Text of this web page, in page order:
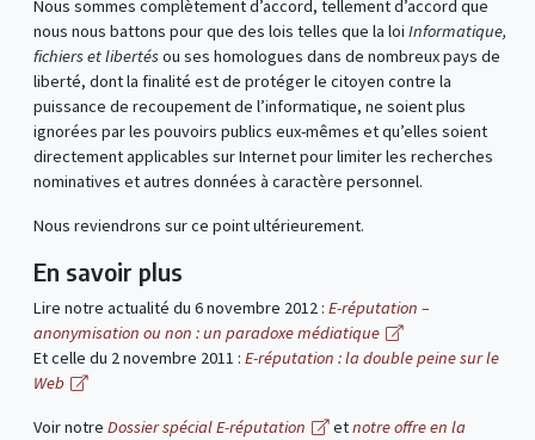
Nous sommes complètement d’accord, tellement d’accord que
nous nous battons pour que des lois telles que la loi Informatique,
fichiers et libertés ou ses homologues dans de nombreux pays de
liberté, dont la finalité est de protéger le citoyen contre la
puissance de recoupement de l’informatique, ne soient plus
ignorées par les pouvoirs publics eux-mêmes et qu’elles soient
directement applicables sur Internet pour limiter les recherches
nominatives et autres données à caractère personnel.
Nous reviendrons sur ce point ultérieurement.
En savoir plus
Lire notre actualité du 6 novembre 2012 : E-réputation –
anonymisation ou non : un paradoxe médiatique
Et celle du 2 novembre 2011 : E-réputation : la double peine sur le
Web
Voir notre Dossier spécial E-réputation etnotre offre en la